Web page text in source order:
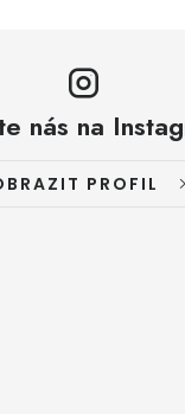
nás na
PROFIL